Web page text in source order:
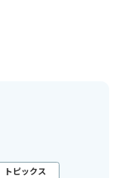
トピックス